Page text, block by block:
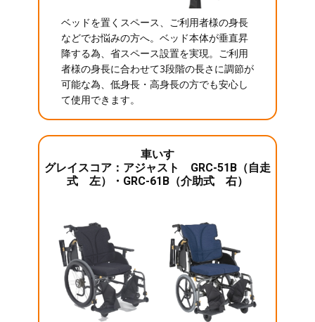
ベッドを置くスペース、ご利用者様の身長
などでお悩みの方へ。ベッド本体が垂直昇
降する為、省スペース設置を実現。ご利用
者様の身長に合わせて3段階の長さに調節が
可能な為、低身長・高身長の方でも安心し
て使用できます。
車いす
グレイスコア：アジャスト GRC-51B（自走
式 左）・GRC-61B（介助式 右）